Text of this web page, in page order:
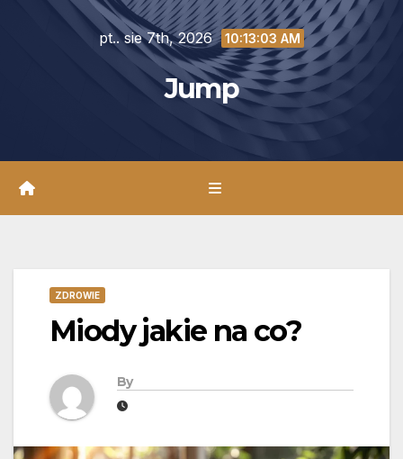
pt.. sie 7th, 2026 10:13:04 AM
Jump
ZDROWIE
Miody jakie na co?
By